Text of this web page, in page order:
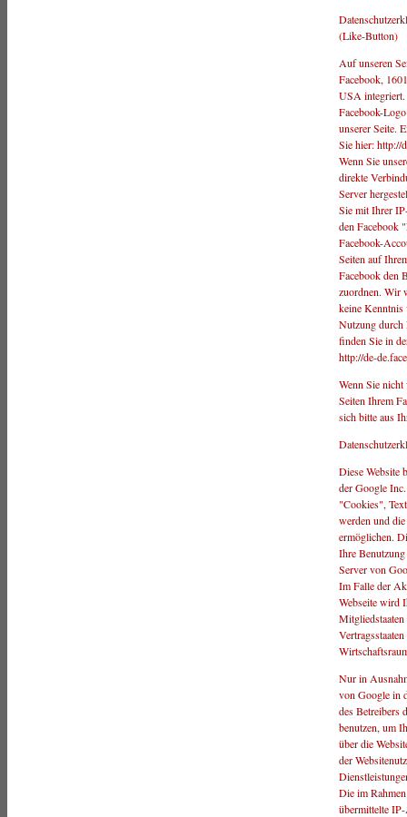
(Like-Button)
Auf unseren
Facebook,
USA integriert.
Facebook-
unserer Seite.
Sie hier: http://
Wenn Sie
direkte
Server
Sie mit Ihrer
den Facebook
Facebook-
Seiten auf
Facebook den
zuordnen. Wir
keine Kenntnis
Nutzung durch
finden Sie in
http://de-
Wenn Sie nicht
Seiten Ihrem
sich bitte aus
Diese Website
der Google
"Cookies",
werden und
ermöglichen.
Ihre
Server von
Im Falle der
Webseite wird
Nur in
von Google in
des Betreibers
benutzen, um
über die
der
Die im
übermittelte